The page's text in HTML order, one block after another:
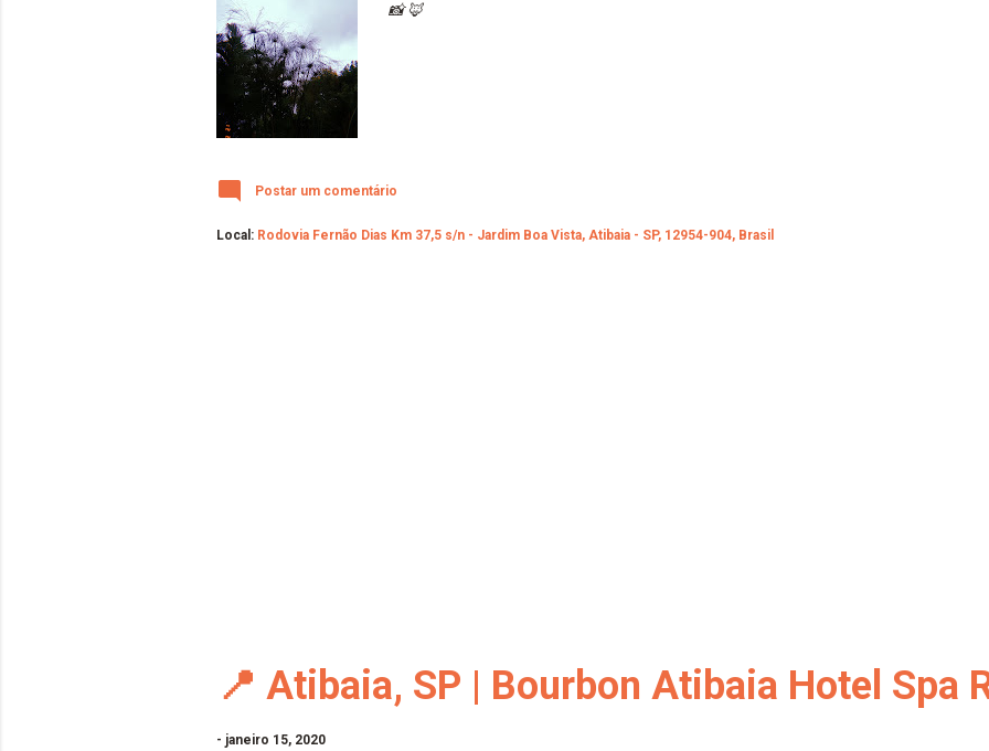
📸 🦊
Postar um comentário
Local: Rodovia Fernão Dias Km 37,5 s/n - Jardim Boa Vista, Atibaia - SP, 12954-904, Brasil
📍 Atibaia, SP | Bourbon Atibaia Hotel Spa
- janeiro 15, 2020